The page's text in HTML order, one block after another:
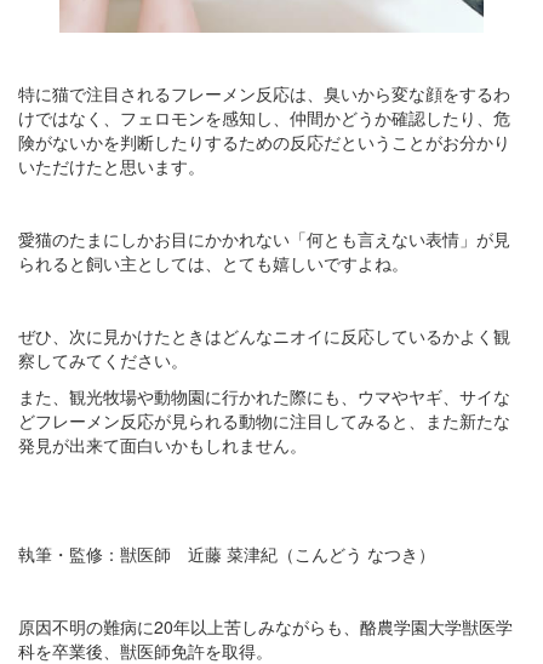
特に猫で注目されるフレーメン反応は、臭いから変な顔をするわ
けではなく、フェロモンを感知し、仲間かどうか確認したり、危
険がないかを判断したりするための反応だということがお分かり
いただけたと思います。
愛猫のたまにしかお目にかかれない「何とも言えない表情」が見
られると飼い主としては、とても嬉しいですよね。
ぜひ、次に見かけたときはどんなニオイに反応しているかよく観
察してみてください。
また、観光牧場や動物園に行かれた際にも、ウマやヤギ、サイな
どフレーメン反応が見られる動物に注目してみると、また新たな
発見が出来て面白いかもしれません。
執筆・監修：獣医師 近藤 菜津紀（こんどう なつき）
原因不明の難病に20年以上苦しみながらも、酪農学園大学獣医学
科を卒業後、獣医師免許を取得。